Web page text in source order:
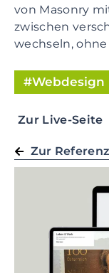
von Masonry
zwischen
wechseln,
Webdesign
Zur Live-Seite
Zur